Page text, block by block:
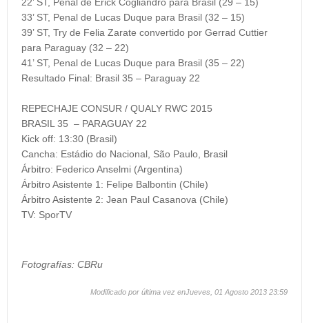
33’ ST, Penal de Lucas Duque para Brasil (32 – 15)
39’ ST, Try de Felia Zarate convertido por Gerrad Cuttier
para Paraguay (32 – 22)
41’ ST, Penal de Lucas Duque para Brasil (35 – 22)
Resultado Final: Brasil 35 – Paraguay 22
REPECHAJE CONSUR / QUALY RWC 2015
BRASIL 35 – PARAGUAY 22
Kick off: 13:30 (Brasil)
Cancha: Estádio do Nacional, São Paulo, Brasil
Árbitro: Federico Anselmi (Argentina)
Árbitro Asistente 1: Felipe Balbontin (Chile)
Árbitro Asistente 2: Jean Paul Casanova (Chile)
TV: SporTV
Fotografías: CBRu
Modificado por última vez enJueves, 01 Agosto 2013 23:59